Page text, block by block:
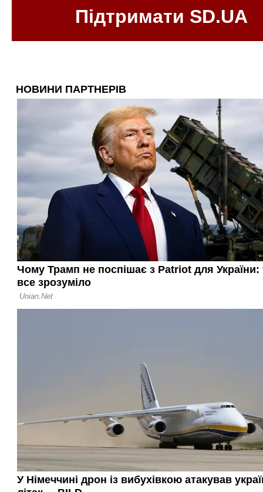
Підтримати SD.UA